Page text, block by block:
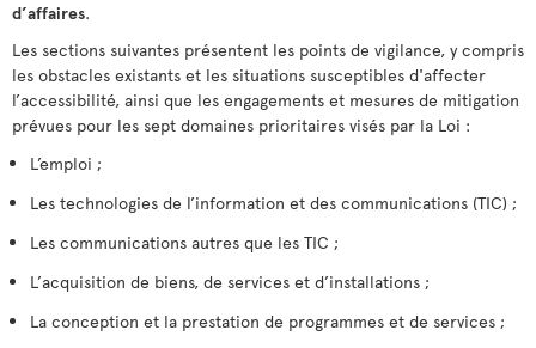
d’affaires.
Les sections suivantes présentent les points de vigilance, y compris
les obstacles existants et les situations susceptibles d'affecter
l’accessibilité, ainsi que les engagements et mesures de mitigation
prévues pour les sept domaines prioritaires visés par la Loi :
L’emploi ;
Les technologies de l’information et des communications (TIC) ;
Les communications autres que les TIC ;
L’acquisition de biens, de services et d’installations ;
La conception et la prestation de programmes et de services ;